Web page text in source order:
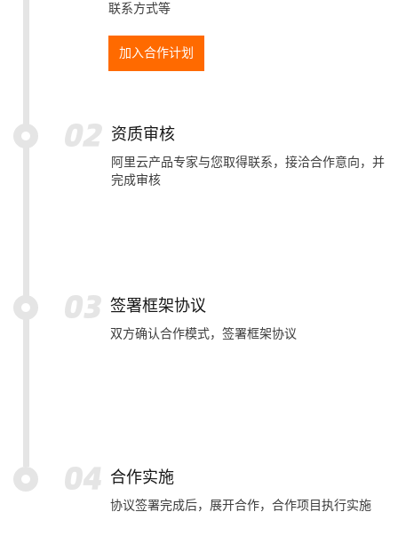
联系方式等
加入合作计划
资质审核
阿里云产品专家与您取得联系，接洽合作意向，并
完成审核
签署框架协议
双方确认合作模式，签署框架协议
合作实施
协议签署完成后，展开合作，合作项目执行实施